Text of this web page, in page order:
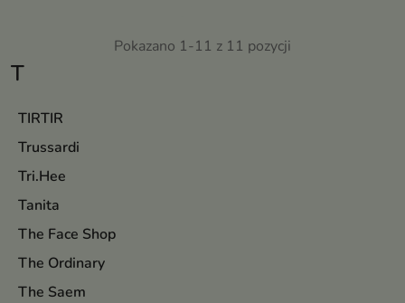
T
TIRTIR
Trussardi
Tri.Hee
Tanita
The Face Shop
The Ordinary
The Saem
Pokazano 1-11 z 11 pozycji